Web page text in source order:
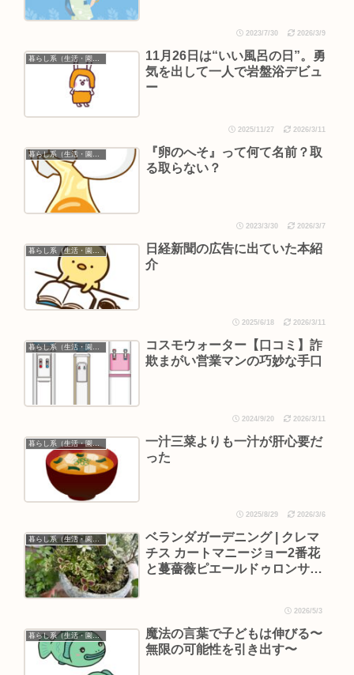
2023/7/30 2026/3/9
11月26日は“いい風呂の日”。勇
気を出して一人で岩盤浴デビュ
ー
2025/11/27 2026/3/11
暮らし系（生活・園芸など）
『卵のへそ』って何て名前？取
る取らない？
2023/3/30 2026/3/7
暮らし系（生活・園芸など）
日経新聞の広告に出ていた本紹
介
2025/6/18 2026/3/11
コスモウォーター【口コミ】詐
欺まがい営業マンの巧妙な手口
2024/9/20 2026/3/11
一汁三菜よりも一汁が肝心要だ
った
2025/8/29 2026/3/6
暮らし系（生活・園芸など）
ベランダガーデニング | クレマ
チス カートマニージョー2番花
と蔓薔薇ピエールドゥロンサー
2026/5/3
暮らし系（生活・園芸など）
魔法の言葉で子どもは伸びる〜
無限の可能性を引き出す〜